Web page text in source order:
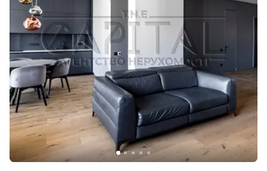
світильники та адаптувати світло під ваші потреби. У комплекті
йдуть додаткові світильники та лампи. Мікроклімат:
встановлені кондиціонери Mitsubishi з функцією комфортного
(помірного) потоку повітря. Вони ефективно працюють як на
охолодження, так і на обігрів, що створює ідеальні умови в
міжсезоння, коли ще немає центрального опалення. Кухня, меблі
та техніка: Кухонний гарнітур із високотехнологічними матовими
фасадами Fenix та стільницею з керамограніту (максимально
стійка до пошкоджень та легка в догляді). Кухня повністю
укомплектована вбудованою побутовою технікою провідних
брендів (Bosch, Electrolux). М'які меблі від преміального
українського бренду Interia. Килими 100% вовна Ексклюзивний
обідній стіл, виготовлений на замовлення з італійського